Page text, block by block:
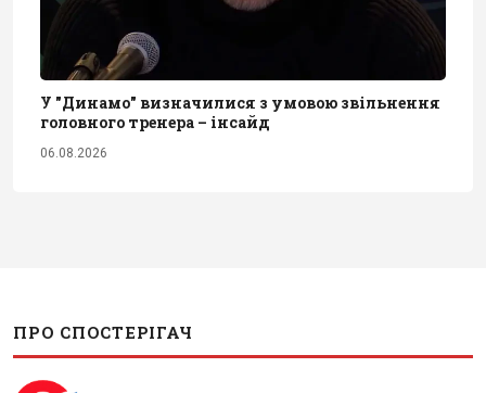
У "Динамо" визначилися з умовою звільнення
головного тренера – інсайд
06.08.2026
ПРО СПОСТЕРІГАЧ